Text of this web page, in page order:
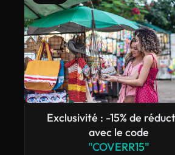
Exclusivité : -15% de
avec le code
"COVERR15"